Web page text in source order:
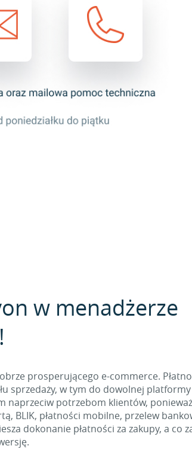
w menadżerze
prosperującego e-commerce.
sprzedaży, w tym do dowolnej platformy
naprzeciw potrzebom klientów, ponieważ
BLIK, płatności mobilne, przelew
dokonanie płatności za zakupy, a co